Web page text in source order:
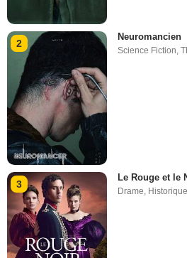
2
Neuromancien
Science Fiction,
3
Le Rouge et le
Drame, Historique